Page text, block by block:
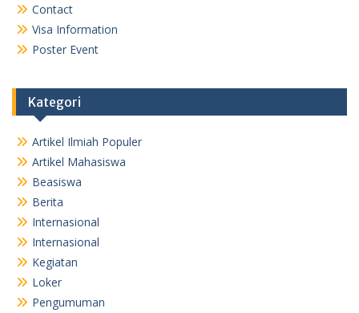
Contact
Visa Information
Poster Event
Kategori
Artikel Ilmiah Populer
Artikel Mahasiswa
Beasiswa
Berita
Internasional
Internasional
Kegiatan
Loker
Pengumuman